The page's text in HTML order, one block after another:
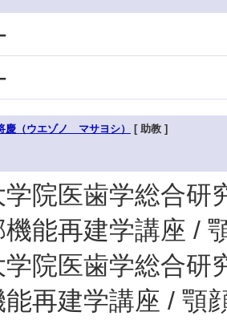
（ウエゾノ マサヨシ） [ 助教 ]
学院医歯学総合研
機能再建学講座 /
学院医歯学総合研
能再建学講座 / 顎